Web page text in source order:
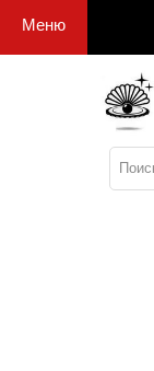
Меню